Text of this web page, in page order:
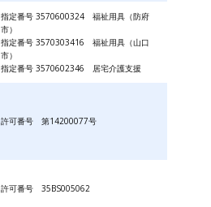
指定番号 3570600324 福祉用具（防府
市）
指定番号 3570303416 福祉用具（山口
市）
指定番号 3570602346 居宅介護支援
許可番号 第14200077号
許可番号 35BS005062